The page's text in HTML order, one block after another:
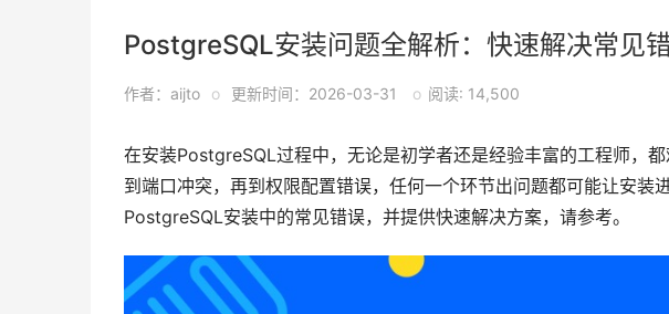
PostgreSQL安装问题全解析：快速解决常见
作者：aijto o 更新时间：2026-03-31 o 阅读: 14,500
在安装PostgreSQL过程中，无论是初学者还是经验丰富的工程师，
到端口冲突，再到权限配置错误，任何一个环节出问题都可能让安装
PostgreSQL安装中的常见错误，并提供快速解决方案，请参考。